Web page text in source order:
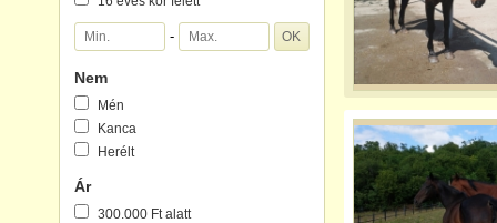
-
Nem
Mén
Kanca
Herélt
Ár
300.000 Ft alatt